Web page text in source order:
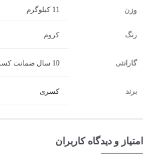
وزن 11 کیلوگرم
رنگ کروم
گارانتی 10 سال ضمانت کسری
برند کسری
امتیاز و دیدگاه کاربران